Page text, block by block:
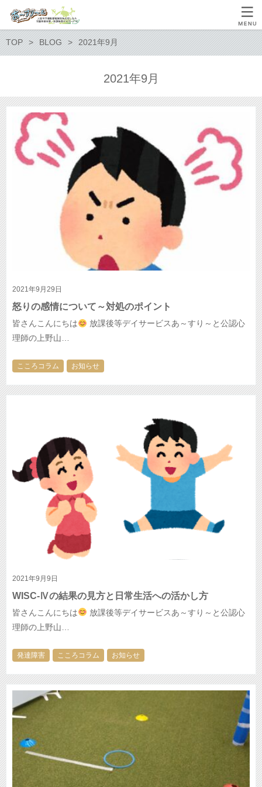
TOP BLOG 2021年9月
2021年9月
2021年9月29日
怒りの感情について～対処のポイント
皆さんこんにちは
放課後等デイサービスあ～すり～と公認心
理師の上野山…
こころコラム お知らせ
2021年9月9日
WISC-Ⅳの結果の見方と日常生活への活かし方
皆さんこんにちは
放課後等デイサービスあ～すり～と公認心
理師の上野山…
発達障害 こころコラム お知らせ